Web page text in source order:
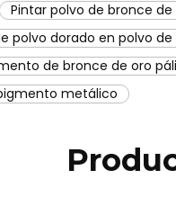
Pintar polvo de bronce
polvo dorado en polvo
de bronce de oro
metálico